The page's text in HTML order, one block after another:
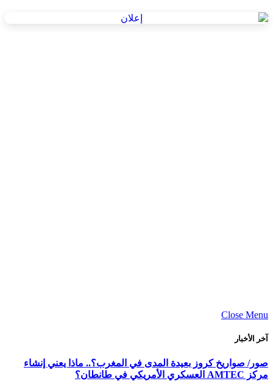
Close Menu
آخر الأخبار
صور/ صواريخ كروز بعيدة المدى في المغرب؟.. ماذا يعني إنشاء
مركز AMTEC العسكري الأمريكي في طانطان؟